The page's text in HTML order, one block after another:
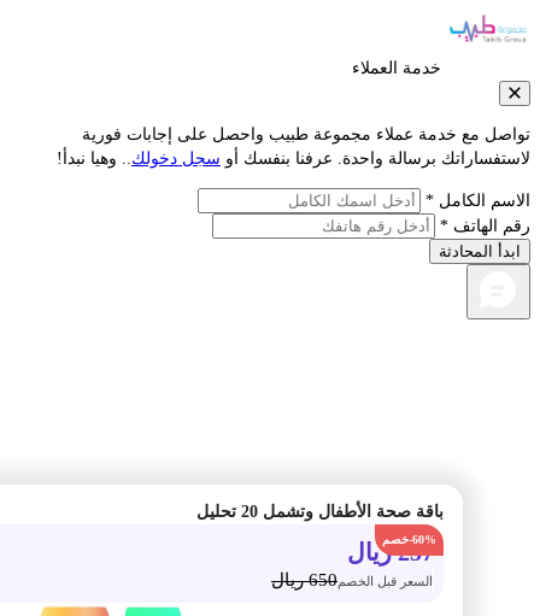
باقة صحة الأطفال وتشمل 20 تحليل
-60%
257 ريال
السعر قبل الخصم650 ريال
خدمة العملاء
مع خدمة عملاء مجموعة طبيب واحصل على إجابات فورية
برسالة واحدة. عرفنا بنفسك أوسجل دخولك.. وهيا نبدأ!
الكامل *
الهاتف *
المحادثة